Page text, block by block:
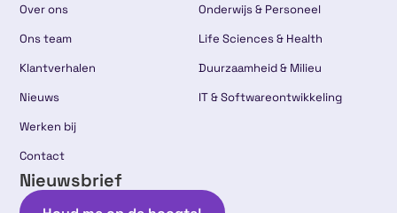
Over ons
Ons team
Klantverhalen
Nieuws
Werken bij
Contact
Onderwijs & Personeel
Life Sciences & Health
Duurzaamheid & Milieu
IT & Softwareontwikkeling
Nieuwsbrief